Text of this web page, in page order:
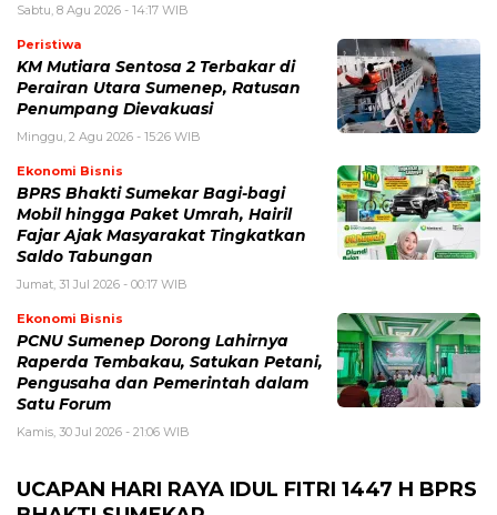
Sabtu, 8 Agu 2026 - 14:17 WIB
Peristiwa
KM Mutiara Sentosa 2 Terbakar di
Perairan Utara Sumenep, Ratusan
Penumpang Dievakuasi
Minggu, 2 Agu 2026 - 15:26 WIB
Ekonomi Bisnis
BPRS Bhakti Sumekar Bagi-bagi
Mobil hingga Paket Umrah, Hairil
Fajar Ajak Masyarakat Tingkatkan
Saldo Tabungan
Jumat, 31 Jul 2026 - 00:17 WIB
Ekonomi Bisnis
PCNU Sumenep Dorong Lahirnya
Raperda Tembakau, Satukan Petani,
Pengusaha dan Pemerintah dalam
Satu Forum
Kamis, 30 Jul 2026 - 21:06 WIB
UCAPAN HARI RAYA IDUL FITRI 1447 H BPRS